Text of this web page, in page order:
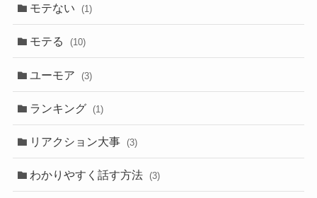
モテない (1)
モテる (10)
ユーモア (3)
ランキング (1)
リアクション大事 (3)
わかりやすく話す方法 (3)